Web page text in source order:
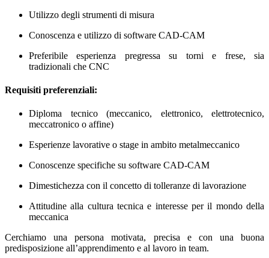
Utilizzo degli strumenti di misura
Conoscenza e utilizzo di software CAD-CAM
Preferibile esperienza pregressa su torni e frese, sia
tradizionali che CNC
Requisiti preferenziali:
Diploma tecnico (meccanico, elettronico, elettrotecnico,
meccatronico o affine)
Esperienze lavorative o stage in ambito metalmeccanico
Conoscenze specifiche su software CAD-CAM
Dimestichezza con il concetto di tolleranze di lavorazione
Attitudine alla cultura tecnica e interesse per il mondo della
meccanica
Cerchiamo una persona motivata, precisa e con una buona
predisposizione all’apprendimento e al lavoro in team.